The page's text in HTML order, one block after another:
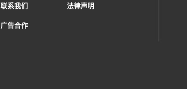
联系我们 法律声明
广告合作